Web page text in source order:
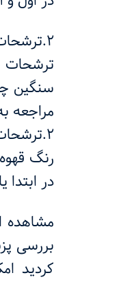
ترشحات
سنگین
مراجعه
رنگ
در
مشاهده
بررسی
کردید